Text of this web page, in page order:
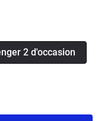
2 d'occasion